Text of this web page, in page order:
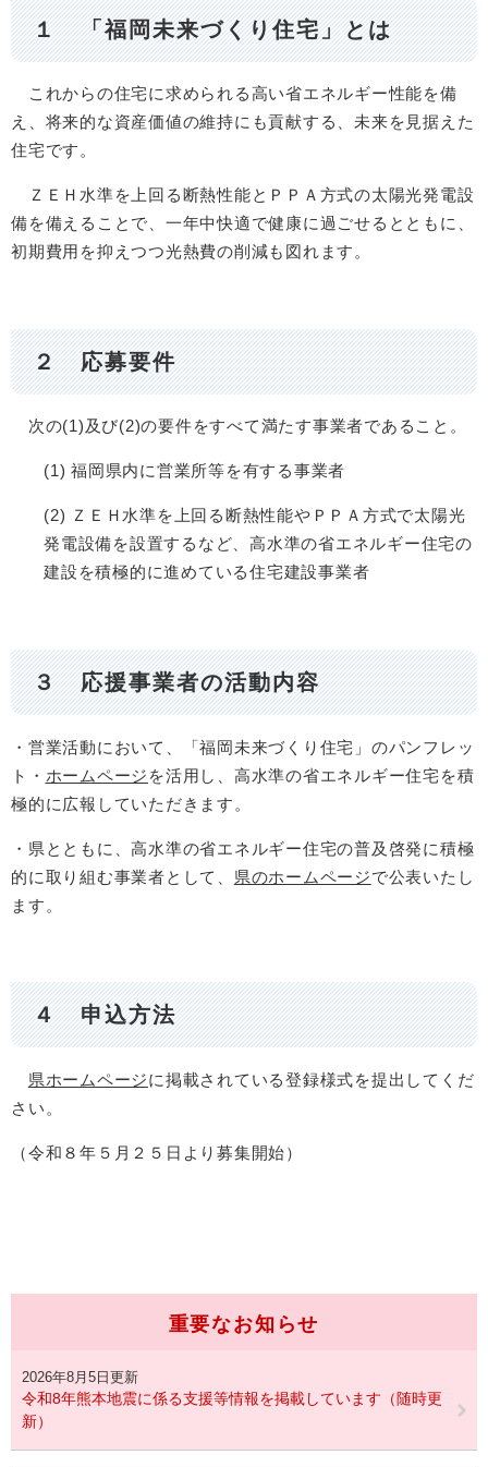
１ 「福岡未来づくり住宅」とは
これからの住宅に求められる高い省エネルギー性能を備
え、将来的な資産価値の維持にも貢献する、未来を見据えた
住宅です。
ＺＥＨ水準を上回る断熱性能とＰＰＡ方式の太陽光発電設
備を備えることで、一年中快適で健康に過ごせるとともに、
初期費用を抑えつつ光熱費の削減も図れます。
２ 応募要件
次の(1)及び(2)の要件をすべて満たす事業者であること。
(1) 福岡県内に営業所等を有する事業者
(2) ＺＥＨ水準を上回る断熱性能やＰＰＡ方式で太陽光
発電設備を設置するなど、高水準の省エネルギー住宅の
建設を積極的に進めている住宅建設事業者
３ 応援事業者の活動内容
・営業活動において、「福岡未来づくり住宅」のパンフレッ
ト・ ホームページ を活用し、高水準の省エネルギー住宅を積
極的に広報していただきます。
・県とともに、高水準の省エネルギー住宅の普及啓発に積極
的に取り組む事業者として、 県のホームページで公表いたし
ます。
４ 申込方法
県ホームページに掲載されている登録様式を提出してくだ
さい。
（令和８年５月２５日より募集開始）
重要なお知らせ
2026年8月5日更新
令和8年熊本地震に係る支援等情報を掲載しています（随時更
新）